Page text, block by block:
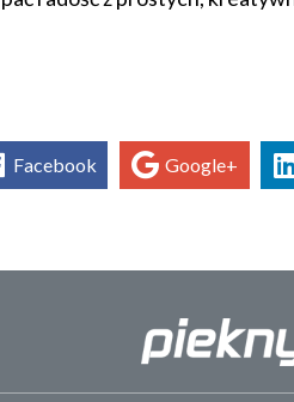
Facebook Google+